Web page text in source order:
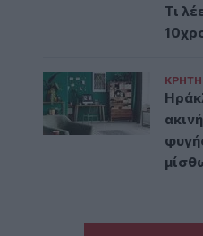
Τι
ΚΡΗΤΗ